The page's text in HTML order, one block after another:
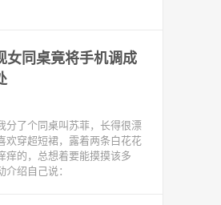
女同桌竟将手机调成
分了个同桌叫苏菲，长得很漂
欢穿超短裙，露着两条白花花
痒的，总想着要能摸摸该多
绍自己说：